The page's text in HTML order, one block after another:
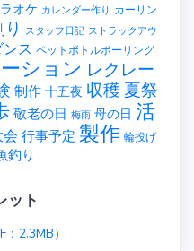
オケ カレンダー作り カーリン
スタッフ日記 ストラックアウ
ス ペットボトルボーリング
ション レクレー
制作 十五夜 収穫 夏祭
敬老の日 梅雨 母の日 活
行事予定 製作 輪投げ
釣り
ット
2.3MB）